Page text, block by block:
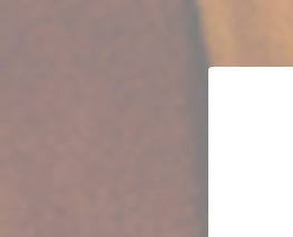
Панель управления cookies